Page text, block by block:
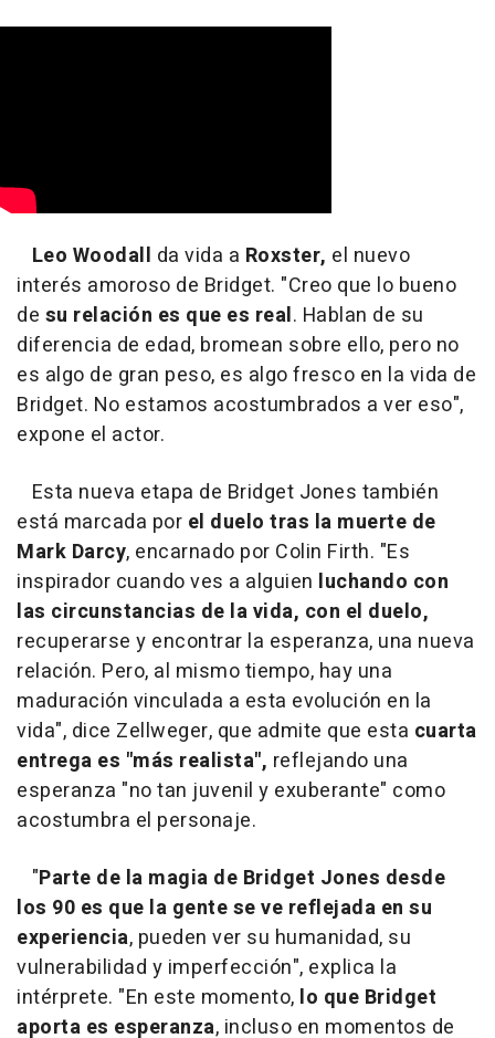
Leo Woodall da vida a Roxster, el nuevo
interés amoroso de Bridget. "Creo que lo bueno
de su relación es que es real. Hablan de su
diferencia de edad, bromean sobre ello, pero no
es algo de gran peso, es algo fresco en la vida de
Bridget. No estamos acostumbrados a ver eso",
expone el actor.
Esta nueva etapa de Bridget Jones también
está marcada por el duelo tras la muerte de
Mark Darcy, encarnado por Colin Firth. "Es
inspirador cuando ves a alguien luchando con
las circunstancias de la vida, con el duelo,
recuperarse y encontrar la esperanza, una nueva
relación. Pero, al mismo tiempo, hay una
maduración vinculada a esta evolución en la
vida", dice Zellweger, que admite que esta cuarta
entrega es "más realista", reflejando una
esperanza "no tan juvenil y exuberante" como
acostumbra el personaje.
"Parte de la magia de Bridget Jones desde
los 90 es que la gente se ve reflejada en su
experiencia, pueden ver su humanidad, su
vulnerabilidad y imperfección", explica la
intérprete. "En este momento, lo que Bridget
aporta es esperanza, incluso en momentos de